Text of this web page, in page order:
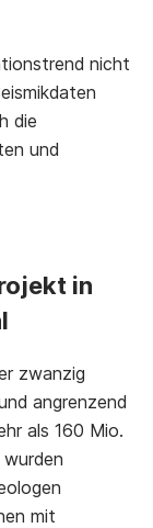
nicht
die
und
in
zwanzig
angrenzend
als 160 Mio.
mit